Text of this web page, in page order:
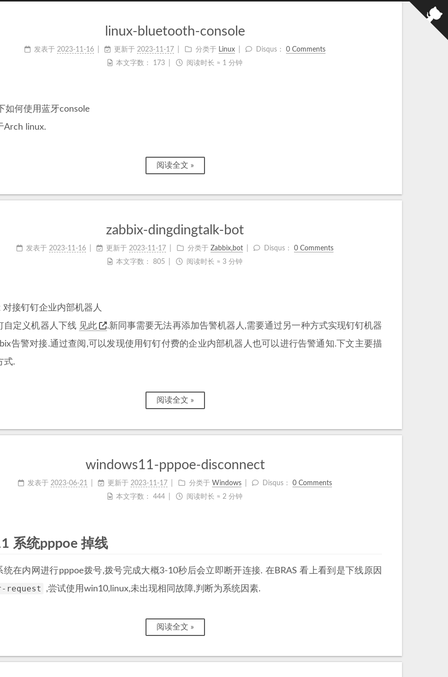
linux-bluetooth-console
发表于 2023-11-16 更新于 2023-11-17 分类于 Linux Disqus：
0 Comments
本文字数：
173 阅读时长 ≈ 1 分钟
如何使用蓝牙console
Arch linux.
阅读全文 »
zabbix-dingdingtalk-bot
发表于 2023-11-16 更新于 2023-11-17 分类于 Zabbix,bot Disqus：
0 Comments
本文字数：
805 阅读时长 ≈ 3 分钟
对接钉钉企业内部机器人
自定义机器人下线 见此
.新同事需要无法再添加告警机器人,需要通过另一种方式实现钉钉机器
告警对接.通过查阅,可以发现使用钉钉付费的企业内部机器人也可以进行告警通知.下文主要描
式.
阅读全文 »
windows11-pppoe-disconnect
发表于 2023-06-21 更新于 2023-11-17 分类于 Windows Disqus：
0 Comments
本文字数：
444 阅读时长 ≈ 2 分钟
系统pppoe 掉线
统在内网进行pppoe拨号,拨号完成大概3-10秒后会立即断开连接. 在BRAS 看上看到是下线原因
request ,尝试使用win10,linux,未出现相同故障,判断为系统因素.
阅读全文 »